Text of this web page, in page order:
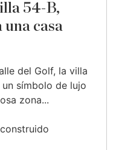
54-B,
casa
del Golf, la villa
símbolo de lujo
zona...
construido